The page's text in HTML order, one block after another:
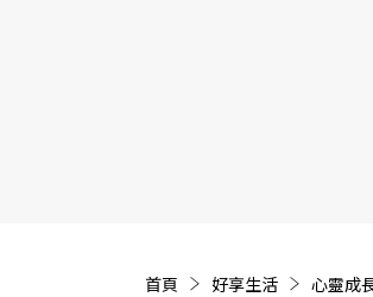
首頁 好享生活 心靈成